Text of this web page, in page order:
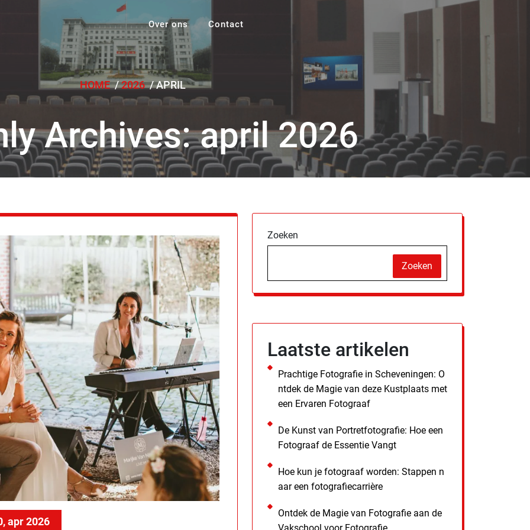
Over ons Contact
HOME/2026/APRIL
Archives: april 2026
apr 2026
Zoeken
Zoeken
Laatste artikelen
Prachtige Fotografie in Scheveningen: O
ntdek de Magie van deze Kustplaats met
een Ervaren Fotograaf
De Kunst van Portretfotografie: Hoe een
Fotograaf de Essentie Vangt
Hoe kun je fotograaf worden: Stappen n
aar een fotografiecarrière
Ontdek de Magie van Fotografie aan de